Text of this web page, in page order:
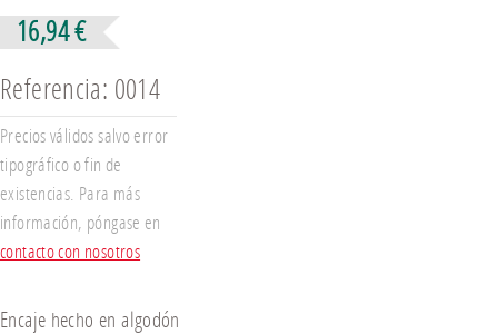
16,94 €
Referencia: 0014
Precios válidos salvo error
tipográfico o fin de
existencias. Para más
información, póngase en
contacto con nosotros
Encaje hecho en algodón